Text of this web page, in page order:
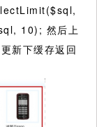
10); 然后上
新下缓存返回